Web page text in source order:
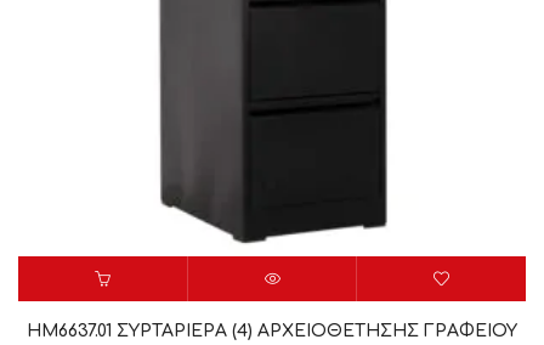
HM6637.01 ΣΥΡΤΑΡΙΕΡΑ (4) ΑΡΧΕΙΟΘΕΤΗΣΗΣ ΓΡΑΦΕΙΟΥ